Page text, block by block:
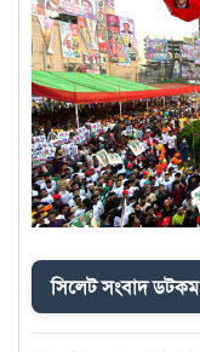
সিলেট সংবাদ ডটকম